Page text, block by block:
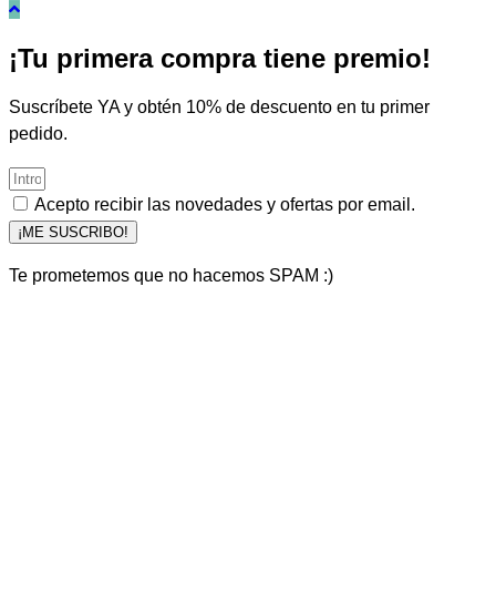
¡Tu primera compra tiene premio!
Suscríbete YA y obtén 10% de descuento en tu primer
pedido.
Acepto recibir las novedades y ofertas por email.
¡ME SUSCRIBO!
Te prometemos que no hacemos SPAM :)